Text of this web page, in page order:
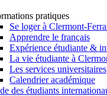
pratiques
Se loger à Clermont-
Apprendre le français
Expérience étudiante &
La vie étudiante à
Les services universitaires
Calendrier académique
des étudiants